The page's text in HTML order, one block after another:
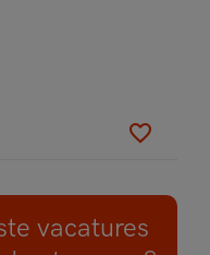
vacatures